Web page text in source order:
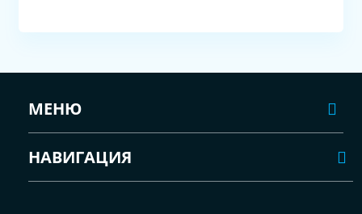
МЕНЮ
НАВИГАЦИЯ